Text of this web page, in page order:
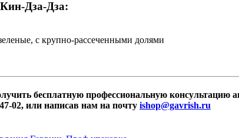
Дза-Дза:
с крупно-рассеченными долями
бесплатную профессиональную
02, или написав нам на почту ishop@gavrish.ru